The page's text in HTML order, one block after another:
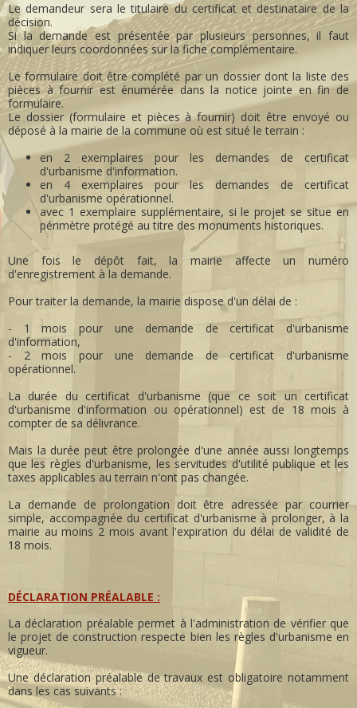
Le demandeur sera le titulaire du certificat et destinataire de la
décision.
Si la demande est présentée par plusieurs personnes, il faut
indiquer leurs coordonnées sur la fiche complémentaire.
Le formulaire doit être complété par un dossier dont la liste des
pièces à fournir est énumérée dans la notice jointe en fin de
formulaire.
Le dossier (formulaire et pièces à fournir) doit être envoyé ou
déposé à la mairie de la commune où est situé le terrain :
en 2 exemplaires pour les demandes de certificat
d'urbanisme d'information.
en 4 exemplaires pour les demandes de certificat
d'urbanisme opérationnel.
avec 1 exemplaire supplémentaire, si le projet se situe en
périmètre protégé au titre des monuments historiques.
Une fois le dépôt fait, la mairie affecte un numéro
d'enregistrement à la demande.
Pour traiter la demande, la mairie dispose d'un délai de :
- 1 mois pour une demande de certificat d'urbanisme
d'information,
- 2 mois pour une demande de certificat d'urbanisme
opérationnel.
La durée du certificat d'urbanisme (que ce soit un certificat
d'urbanisme d'information ou opérationnel) est de 18 mois à
compter de sa délivrance.
Mais la durée peut être prolongée d'une année aussi longtemps
que les règles d'urbanisme, les servitudes d'utilité publique et les
taxes applicables au terrain n'ont pas changée.
La demande de prolongation doit être adressée par courrier
simple, accompagnée du certificat d'urbanisme à prolonger, à la
mairie au moins 2 mois avant l'expiration du délai de validité de
18 mois.
DÉCLARATION PRÉALABLE :
La déclaration préalable permet à l'administration de vérifier que
le projet de construction respecte bien les règles d'urbanisme en
vigueur.
Une déclaration préalable de travaux est obligatoire notamment
dans les cas suivants :